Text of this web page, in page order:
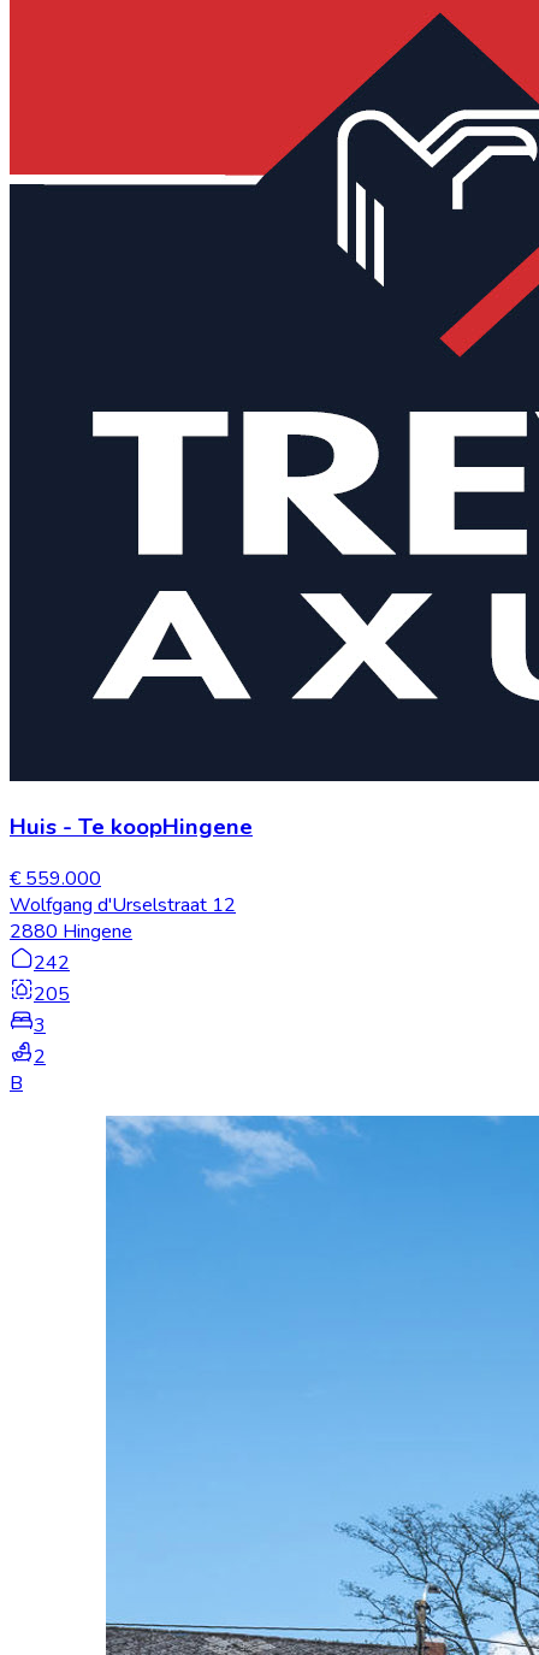
Huis - Te koopHingene
€ 559.000
Wolfgang d'Urselstraat 12
2880 Hingene
242
205
3
2
B